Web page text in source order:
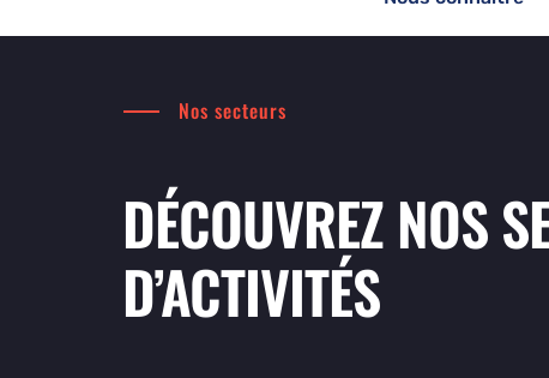
Nos secteurs
DÉCOUVREZ NOS
D’ACTIVITÉS